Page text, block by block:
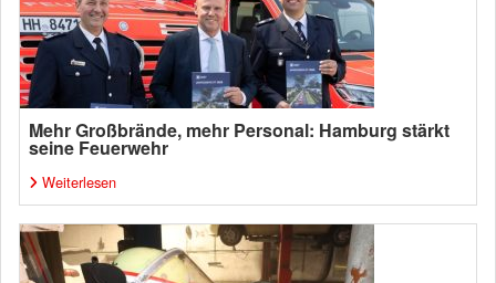
Mehr Großbrände, mehr Personal: Hamburg stärkt
seine Feuerwehr
Weiterlesen